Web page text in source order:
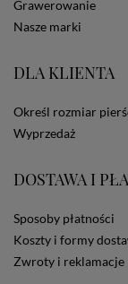
preferencji i
ze Sklepu
informacji o
Grawerowanie
Nasze marki
DLA KLIENTA
Określ rozmiar
Wyprzedaż
DOSTAWA I
Sposoby płatności
Koszty i formy
Zwroty i reklamacje